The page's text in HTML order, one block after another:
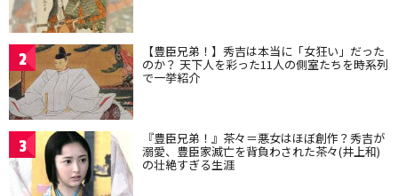
2 【豊臣兄弟！】秀吉は本当に「女狂い」だった
のか？ 天下人を彩った11人の側室たちを時系列
で一挙紹介
3 『豊臣兄弟！』茶々＝悪女はほぼ創作？秀吉が
溺愛、豊臣家滅亡を背負わされた茶々(井上和)
の壮絶すぎる生涯